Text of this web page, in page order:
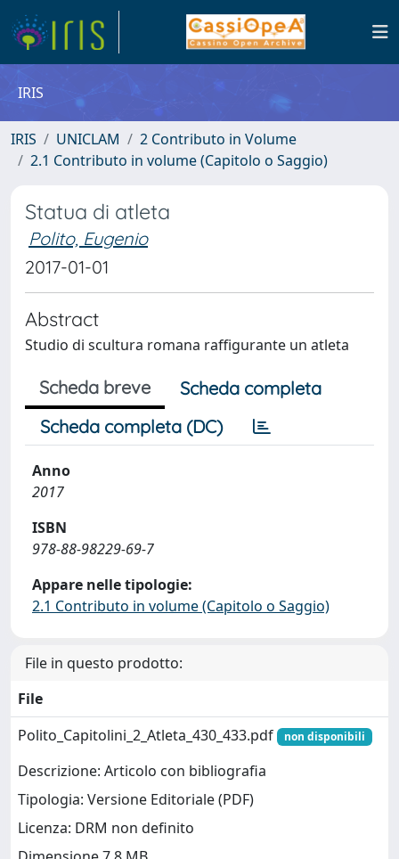
IRIS
IRIS UNICLAM
2 Contributo in Volume
2.1 Contributo in volume (Capitolo o Saggio)
Statua di atleta
Polito, Eugenio
2017-01-01
Abstract
Studio di scultura romana raffigurante un atleta
Scheda breve
Scheda completa
Scheda completa (DC)
Anno
2017
ISBN
978-88-98229-69-7
Appare nelle tipologie:
2.1 Contributo in volume (Capitolo o Saggio)
File in questo prodotto:
File
Polito_Capitolini_2_Atleta_430_433.pdf
non disponibili
Descrizione: Articolo con bibliografia
Tipologia: Versione Editoriale (PDF)
Licenza: DRM non definito